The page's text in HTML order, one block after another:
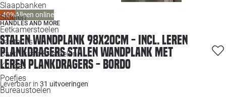
Slaapbanken
Stoelen
Eetkamerstoelen
Fauteuils
Barkrukken & -stoelen
Krukjes
Poefjes
Bureaustoelen
-40%Alleen online
HANDLES AND MORE
Stalen wandplank 98x20cm - incl. leren
plankdragers Stalen wandplank met
leren plankdragers - Bordo
Leverbaar in 31 uitvoeringen